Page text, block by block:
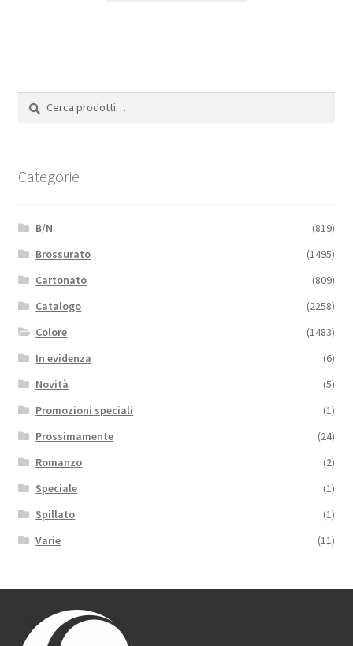
Cerca:
Cerca
Categorie
B/N
(819)
Brossurato
(1495)
Cartonato
(809)
Catalogo
(2258)
Colore
(1483)
In evidenza
(6)
Novità
(5)
Promozioni speciali
(1)
Prossimamente
(24)
Romanzo
(2)
Speciale
(1)
Spillato
(1)
Varie
(11)